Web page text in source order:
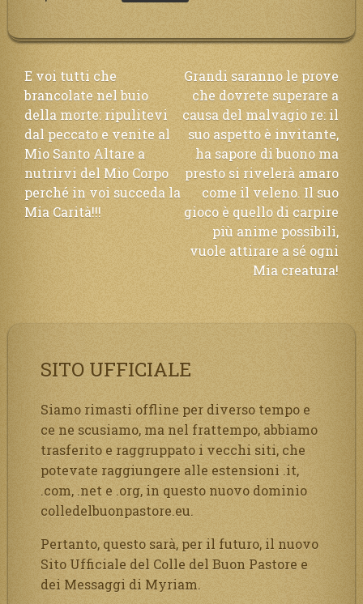
Navigazione
articoli
E voi tutti che
brancolate nel buio
della morte: ripulitevi
dal peccato e venite al
Mio Santo Altare a
nutrirvi del Mio Corpo
perché in voi succeda la
Mia Carità!!!
Grandi saranno le prove
che dovrete superare a
causa del malvagio re: il
suo aspetto è invitante,
ha sapore di buono ma
presto si rivelerà amaro
come il veleno. Il suo
gioco è quello di carpire
più anime possibili,
vuole attirare a sé ogni
Mia creatura!
SITO UFFICIALE
Siamo rimasti offline per diverso tempo e
ce ne scusiamo, ma nel frattempo, abbiamo
trasferito e raggruppato i vecchi siti, che
potevate raggiungere alle estensioni .it,
.com, .net e .org, in questo nuovo dominio
colledelbuonpastore.eu.
Pertanto, questo sarà, per il futuro, il nuovo
Sito Ufficiale del Colle del Buon Pastore e
dei Messaggi di Myriam.